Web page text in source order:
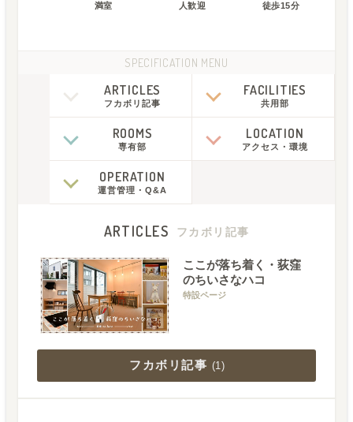
満室
人歓迎
徒歩15分
SPECIFICATION MENU
ARTICLES
フカボリ記事
FACILITIES
共用部
ROOMS
専有部
LOCATION
アクセス ・環境
OPERATION
運営管理 ・Q&A
ARTICLES フカボリ記事
ここが落ち着く・荻窪
のちいさなハコ
特設ページ
フカボリ記事 (1)